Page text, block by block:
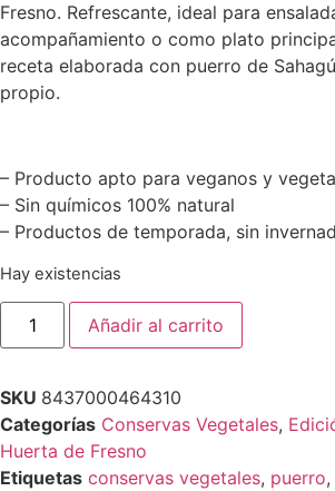
Fresno. Refrescante, ideal para
acompañamiento o como plato
receta elaborada con puerro de
propio.
– Producto apto para veganos y
– Sin químicos 100% natural
– Productos de temporada, sin
Hay existencias
Añadir al carrito
SKU 8437000464310
Categorías Conservas Vegetales,
Huerta de Fresno
Etiquetas conservas vegetales, puerro,